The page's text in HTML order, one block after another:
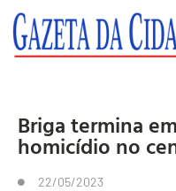
Briga termina
homicídio no
22/05/2023